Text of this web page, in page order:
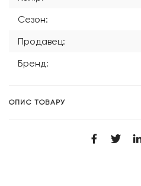
Сезон:
Продавец:
Бренд:
ОПИС ТОВАРУ